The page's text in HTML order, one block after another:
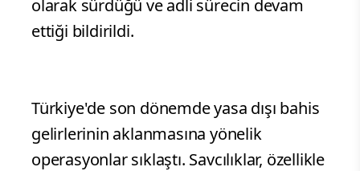
olarak sürdüğü ve adli sürecin devam
ettiği bildirildi.
Türkiye'de son dönemde yasa dışı bahis
gelirlerinin aklanmasına yönelik
operasyonlar sıklaştı. Savcılıklar, özellikle